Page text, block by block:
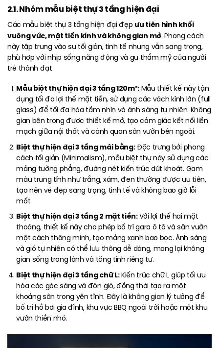
2.1. Nhóm mẫu biệt thự 3 tầng hiện đại
Các mẫu biệt thự 3 tầng hiện đại đẹp ưu tiên hình khối
vuông vức, mặt tiền kính và không gian mở. Phong cách
này tập trung vào sự tối giản, tinh tế nhưng vẫn sang trọng,
phù hợp với nhịp sống năng động và gu thẩm mỹ của người
trẻ thành đạt.
Mẫu biệt thự hiện đại 3 tầng 120m²:Mẫu thiết kế này tận
dụng tối đa lợi thế mặt tiền, sử dụng các vách kính lớn (full
glass) để tối đa hóa tầm nhìn và ánh sáng tự nhiên. Không
gian bên trong được thiết kế mở, tạo cảm giác kết nối liền
mạch giữa nội thất và cảnh quan sân vườn bên ngoài.
Biệt thự hiện đại 3 tầng mái bằng:Đặc trưng bởi phong
cách tối giản (Minimalism), mẫu biệt thự này sử dụng các
mảng tường phẳng, đường nét kiến trúc dứt khoát. Gam
màu trung tính như trắng, xám, đen thường được ưu tiên,
tạo nên vẻ đẹp sang trọng, tinh tế và không bao giờ lỗi
mốt.
Biệt thự hiện đại 3 tầng 2 mặt tiền:Với lợi thế hai mặt
thoáng, thiết kế này cho phép bố trí gara ô tô và sân vườn
một cách thông minh, tạo mảng xanh bao bọc. Ánh sáng
và gió tự nhiên có thể lưu thông dễ dàng, mang lại không
gian sống trong lành và tăng tính riêng tư.
Biệt thự hiện đại 3 tầng chữ L:Kiến trúc chữ L giúp tối ưu
hóa các góc sáng và đón gió, đồng thời tạo ra một
khoảng sân trong yên tĩnh. Đây là không gian lý tưởng để
bố trí hồ bơi gia đình, khu vực BBQ ngoài trời hoặc một khu
vườn thiền nhỏ.